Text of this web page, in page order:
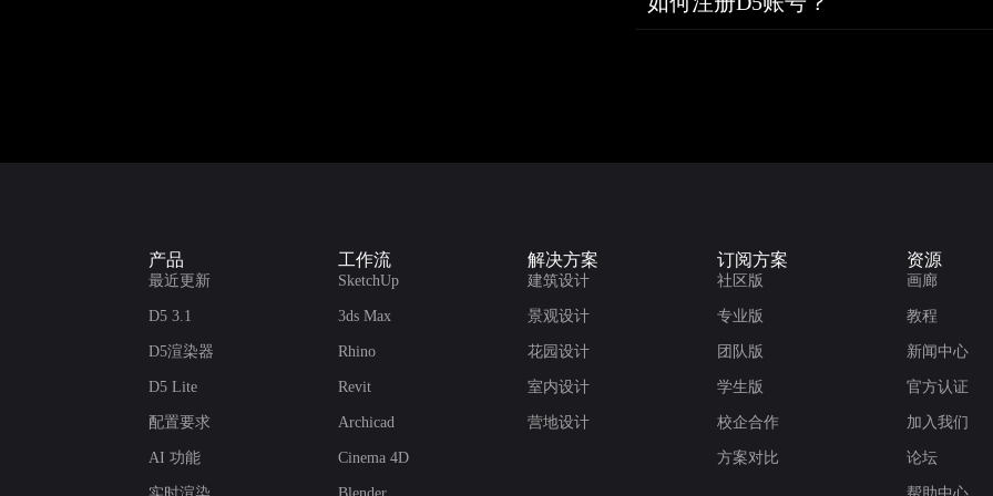
产品
最近更新
D5 3.1
D5渲染器
D5 Lite
配置要求
AI 功能
工作流
SketchUp
3ds Max
Rhino
Revit
Archicad
Cinema 4D
解决方案
建筑设计
景观设计
花园设计
室内设计
营地设计
订阅方案
社区版
专业版
团队版
学生版
校企合作
方案对比
资源
画廊
教程
新闻中心
官方认证
加入我们
论坛